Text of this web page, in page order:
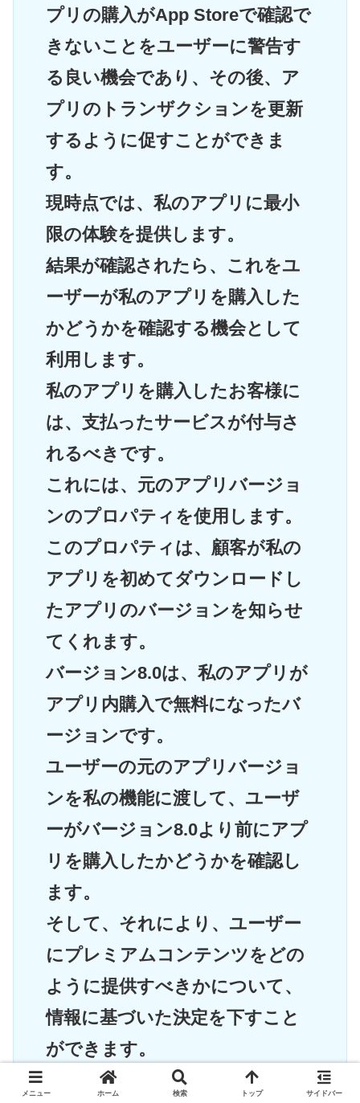
プリの購入がApp Storeで確認で
きないことをユーザーに警告す
る良い機会であり、その後、ア
プリのトランザクションを更新
するように促すことができま
す。
現時点では、私のアプリに最小
限の体験を提供します。
結果が確認されたら、これをユ
ーザーが私のアプリを購入した
かどうかを確認する機会として
利用します。
私のアプリを購入したお客様に
は、支払ったサービスが付与さ
れるべきです。
これには、元のアプリバージョ
ンのプロパティを使用します。
このプロパティは、顧客が私の
アプリを初めてダウンロードし
たアプリのバージョンを知らせ
てくれます。
バージョン8.0は、私のアプリが
アプリ内購入で無料になったバ
ージョンです。
ユーザーの元のアプリバージョ
ンを私の機能に渡して、ユーザ
ーがバージョン8.0より前にアプ
リを購入したかどうかを確認し
ます。
そして、それにより、ユーザー
にプレミアムコンテンツをどの
ように提供すべきかについて、
情報に基づいた決定を下すこと
ができます。
私のアプリを購入したアリスの
メニュー ホーム 検索 トップ サイドバー